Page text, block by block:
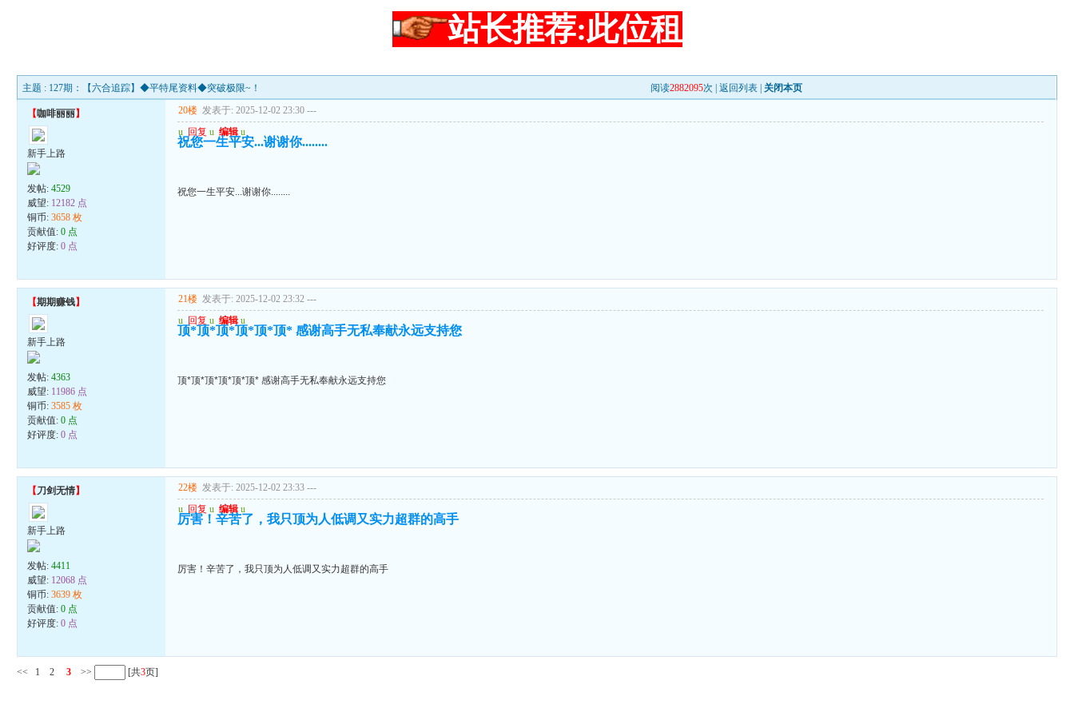
站长推荐:此位租
主题 : 127期：【六合追踪】◆平特尾资料◆突破极限~！ 阅读2882095次 |返回列表 关闭本页
【咖啡丽丽】
新手上路
发帖:4529
威望: 12182 点
铜币:3658 枚
贡献值:0 点
好评度:0 点
20楼 发表于: 2025-12-02 23:30 ---
u 回复 u 编辑 u
祝您一生平安...谢谢你........
祝您一生平安...谢谢你........
【期期赚钱】
新手上路
发帖:4363
威望: 11986 点
铜币:3585 枚
贡献值:0 点
好评度:0 点
21楼 发表于: 2025-12-02 23:32 ---
u 回复 u 编辑 u
顶*顶*顶*顶*顶*顶* 感谢高手无私奉献永远支持您
顶*顶*顶*顶*顶*顶* 感谢高手无私奉献永远支持您
【刀剑无情】
新手上路
发帖:4411
威望: 12068 点
铜币:3639 枚
贡献值:0 点
好评度:0 点
22楼 发表于: 2025-12-02 23:33 ---
u 回复 u 编辑 u
厉害！辛苦了，我只顶为人低调又实力超群的高手
厉害！辛苦了，我只顶为人低调又实力超群的高手
<< 1 2 3 >> [共3页]